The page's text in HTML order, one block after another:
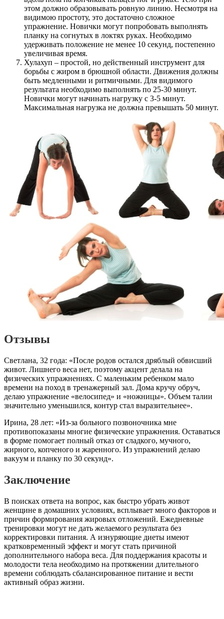
этом должно образовывать ровную линию. Несмотря на
видимою простоту, это достаточно сложное
упражнение. Новички могут попробовать выполнять
планку на согнутых в локтях руках. Необходимо
удерживать положение не менее 10 секунд, постепенно
увеличивая время.
Хулахуп – простой, но действенный инструмент для
борьбы с жиром в брюшной области. Движения должны
быть медленными и ритмичными. Для видимого
результата необходимо выполнять по 25-30 минут.
Новички могут начинать нагрузку с 3-5 минут.
Максимальная нагрузка не должна превышать 50 минут.
Отзывы
Светлана, 32 года: «После родов остался дряблый обвисший
живот. Лишнего веса нет, поэтому акцент делала на
физических упражнениях. С маленьким ребенком мало
времени на поход в тренажерный зал. Дома кручу обруч,
делаю упражнение «велосипед» и «ножницы». Объем талии
значительно уменьшился, контур стал выразительнее».
Ирина, 28 лет: «Из-за больного позвоночника мне
противопоказаны многие физические упражнения. Оставаться
в форме помогает полный отказ от сладкого, мучного,
жирного, копченого и жаренного. Из упражнений делаю
вакуум и планку по 30 секунд».
Заключение
В поисках ответа на вопрос, как быстро убрать живот
женщине в домашних условиях, всплывает много факторов и
причин формирования жировых отложений. Ежедневные
тренировки могут не дать желаемого результата без
корректировки питания. А изнуряющие диеты имеют
кратковременный эффект и могут стать причиной
дополнительного набора веса. Для поддержания красоты и
молодости тела необходимо на протяжении длительного
времени соблюдать сбалансированное питание и вести
активный образ жизни.